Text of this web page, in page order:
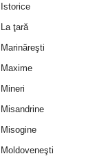
Istorice
La ţară
Marinăreşti
Maxime
Mineri
Misandrine
Misogine
Moldoveneşti